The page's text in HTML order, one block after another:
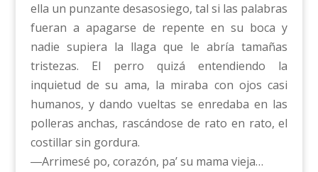
ella un punzante desasosiego, tal si las palabras
fueran a apagarse de repente en su boca y
nadie supiera la llaga que le abría tamañas
tristezas. El perro quizá entendiendo la
inquietud de su ama, la miraba con ojos casi
humanos, y dando vueltas se enredaba en las
polleras anchas, rascándose de rato en rato, el
costillar sin gordura.
―Arrimesé po, corazón, pa’ su mama vieja…